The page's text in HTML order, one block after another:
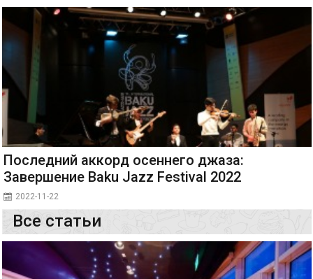
Последний аккорд осеннего джаза:
Завершение Baku Jazz Festival 2022
2022-11-22
Все статьи